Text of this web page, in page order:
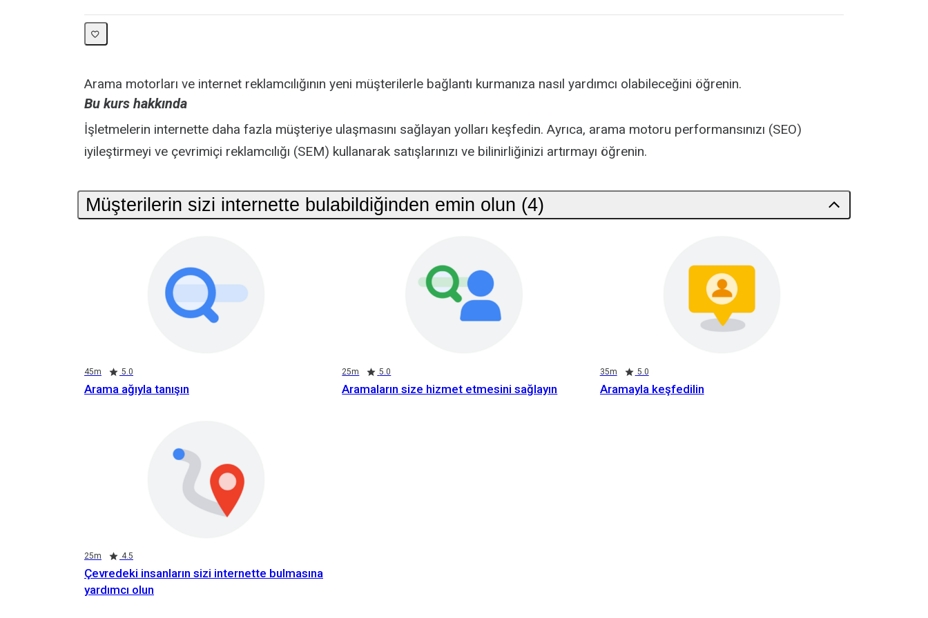
Arama motorları ve internet reklamcılığının yeni müşterilerle bağlantı kurmanıza nasıl yardımcı olabileceğini öğrenin.
Bu kurs hakkında
İşletmelerin internette daha fazla müşteriye ulaşmasını sağlayan yolları keşfedin. Ayrıca, arama motoru performansınızı (SEO)
iyileştirmeyi ve çevrimiçi reklamcılığı (SEM) kullanarak satışlarınızı ve bilinirliğinizi artırmayı öğrenin.
Müşterilerin sizi internette bulabildiğinden emin olun (4)
Arama ağıyla tanışın
45m 5.0
Aramaların size hizmet etmesini sağlayın
25m 5.0
Aramayla keşfedilin
35m 5.0
Çevredeki insanların sizi internette bulmasına
yardımcı olun
25m 4.5